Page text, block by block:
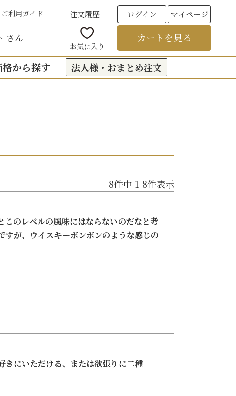
ご利用ガイド
さん
注文履歴 ログイン マイページ
お気に入り
カートを見る
饅頭
お彼岸
フト
紙袋
格から探す
6,000円以上
法人様・おまとめ注文
8件中 1-8件表示
のレベルの風味にはならないのだなと考
すが、ウイスキーボンボンのような感じの
きにいただける、または欲張りに二種